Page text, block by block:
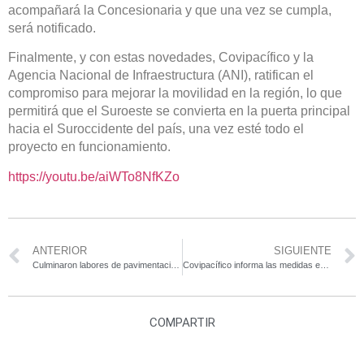
acompañará la Concesionaria y que una vez se cumpla,
será notificado.
Finalmente, y con estas novedades, Covipacífico y la
Agencia Nacional de Infraestructura (ANI), ratifican el
compromiso para mejorar la movilidad en la región, lo que
permitirá que el Suroeste se convierta en la puerta principal
hacia el Suroccidente del país, una vez esté todo el
proyecto en funcionamiento.
https://youtu.be/aiWTo8NfKZo
ANTERIOR SIGUIENTE
Covipacífico informa las medidas especiales para fin de año en el corredor vial de Pacífico 1
COMPARTIR